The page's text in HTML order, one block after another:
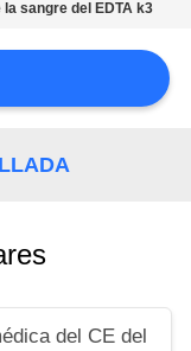
sangre del EDTA k3
del CE del